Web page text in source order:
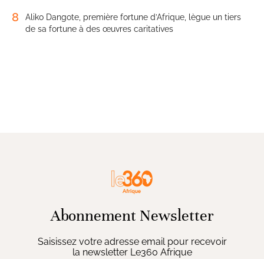
8
Aliko Dangote, première fortune d’Afrique, lègue un tiers
de sa fortune à des œuvres caritatives
Abonnement Newsletter
Saisissez votre adresse email pour recevoir
la newsletter Le360 Afrique